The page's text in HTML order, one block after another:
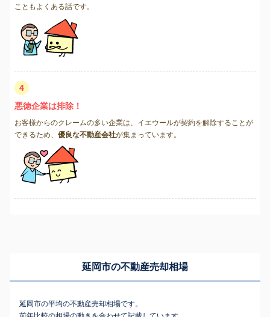
こともよくある話です。
4
悪徳企業は排除！
お客様からのクレームの多い企業は、イエウールが契約を解除することが
できるため、 優良な不動産会社が集まっています。
延岡市の不動産売却相場
延岡市の平均の不動産売却相場です。